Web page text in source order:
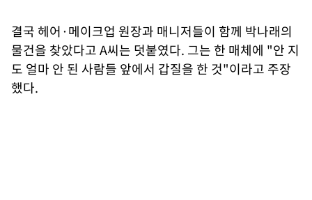
결국 헤어·메이크업 원장과 매니저들이 함께 박나래의
물건을 찾았다고 A씨는 덧붙였다. 그는 한 매체에 "안 지
도 얼마 안 된 사람들 앞에서 갑질을 한 것"이라고 주장
했다.